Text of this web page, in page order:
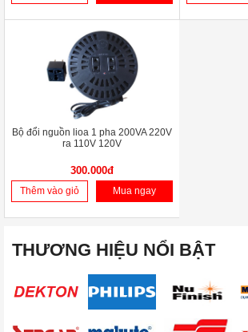
Bộ đổi nguồn lioa 1 pha 200VA 220V
ra 110V 120V
300.000đ
Thêm vào giỏ Mua ngay
THƯƠNG HIỆU NỔI BẬT